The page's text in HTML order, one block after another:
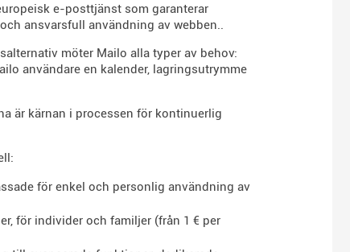
e-posttjänst som garanterar
ansvarsfull användning av webben..
möter Mailo alla typer av behov:
användare en kalender, lagringsutrymme
är kärnan i processen för kontinuerlig
för enkel och personlig användning av
för individer och familjer (från 1 € per